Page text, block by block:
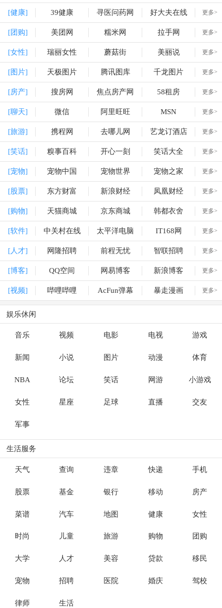
[健康] 39健康 寻医问药网 好大夫在线 更多>
[团购] 美团网 糯米网 拉手网 更多>
[女性] 瑞丽女性 蘑菇街 美丽说 更多>
[图片] 天极图片 腾讯图库 千龙图片 更多>
[房产] 搜房网 焦点房产网 58租房 更多>
[聊天] 微信 阿里旺旺 MSN 更多>
[旅游] 携程网 去哪儿网 艺龙订酒店 更多>
[笑话] 糗事百科 开心一刻 笑话大全 更多>
[宠物] 宠物中国 宠物世界 宠物之家 更多>
[股票] 东方财富 新浪财经 凤凰财经 更多>
[购物] 天猫商城 京东商城 韩都衣舍 更多>
[软件] 中关村在线 太平洋电脑 IT168网 更多>
[人才] 网隆招聘 前程无忧 智联招聘 更多>
[博客] QQ空间 网易博客 新浪博客 更多>
[视频] 哔哩哔哩 AcFun弹幕 暴走漫画 更多>
娱乐休闲
音乐 视频 电影 电视 游戏
新闻 小说 图片 动漫 体育
NBA 论坛 笑话 网游 小游戏
女性 星座 足球 直播 交友
军事
生活服务
天气 查询 违章 快递 手机
股票 基金 银行 移动 房产
菜谱 汽车 地图 健康 女性
时尚 儿童 旅游 购物 团购
大学 人才 美容 贷款 移民
宠物 招聘 医院 婚庆 驾校
律师 生活